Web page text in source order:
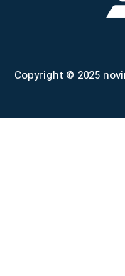
Copyright © 2025